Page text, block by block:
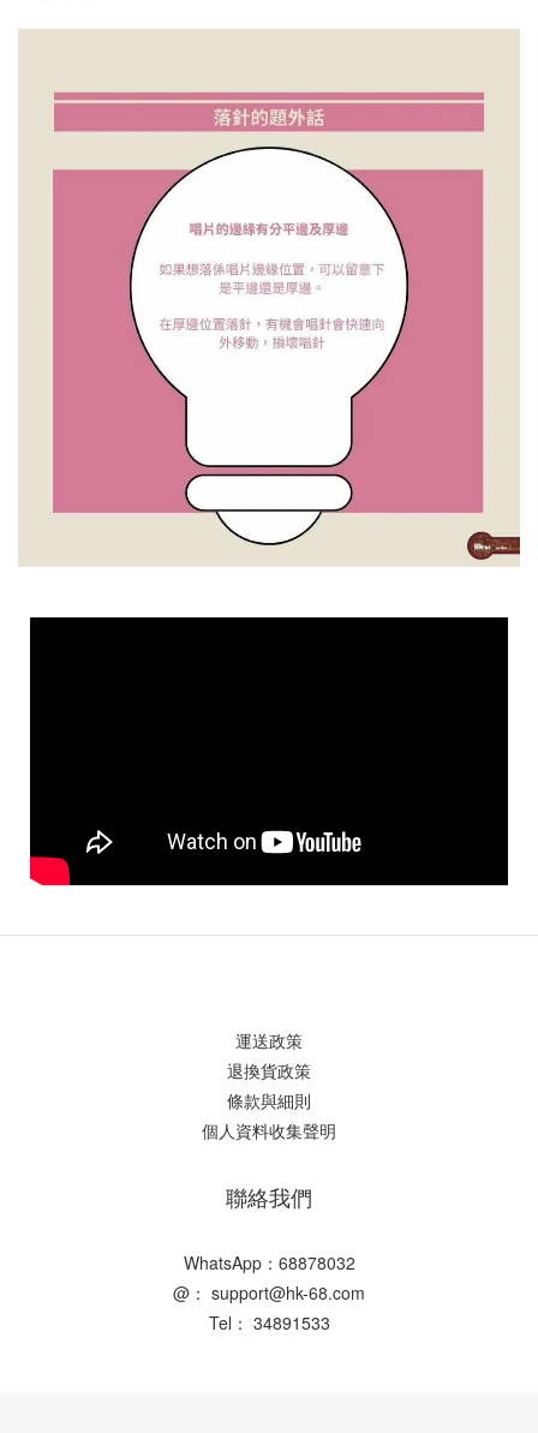
運送政策
退換貨政策
條款與細則
個人資料收集聲明
聯絡我們
WhatsApp：68878032
@： support@hk-68.com
Tel： 34891533